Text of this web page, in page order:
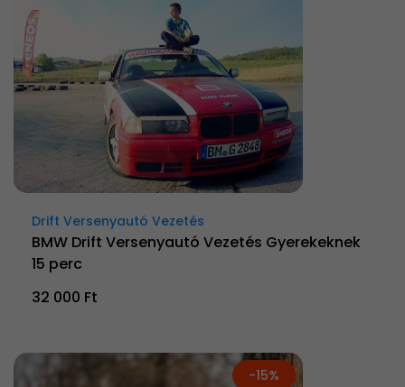
Drift Versenyautó Vezetés
BMW Drift Versenyautó Vezetés Gyerekeknek
15 perc
32 000 Ft
-15%